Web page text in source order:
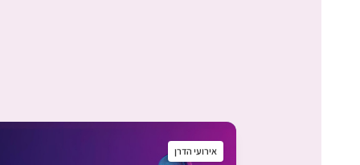
אירועי הדרן